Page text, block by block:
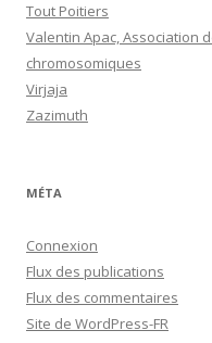
Tout Poitiers
Valentin Apac, Association
chromosomiques
Virjaja
Zazimuth
MÉTA
Connexion
Flux des publications
Flux des commentaires
Site de WordPress-FR